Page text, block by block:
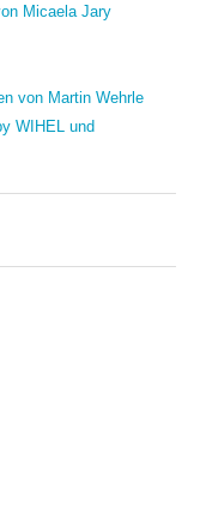
Micaela Jary
von Martin Wehrle
WIHEL und